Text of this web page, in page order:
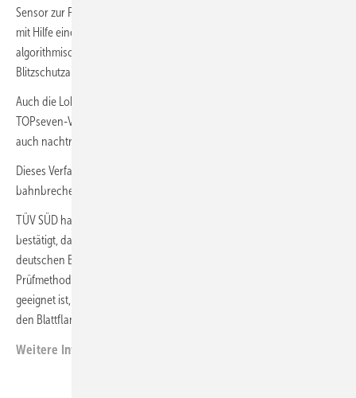
Sensor zur Feldmessung ausgestattet. Die so erfolgte Messung kann
mit Hilfe einer speziellen Messtechnik sowie mathematisch-
algorithmischer Verarbeitung die Funktionsfähigkeit einer
Blitzschutzanlage schneller, effizienter und genauer feststellen.
Auch die Lokalisierung von möglichen Schadstellen ist mit dem
TOPseven-Verfahren präzise möglich und damit für eine Reparatur
auch nachträglich jederzeit nachvollziehbar.
Dieses Verfahren ist bislang einzigartig auf dem Markt und eine
bahnbrechende Neuerung für die Branche
TÜV SÜD hat mit seiner unabhängigen Validierung und Verifizierung
bestätigt, dass das Messsystem nach Technischer Richtlinie des
deutschen Bundesverbandes Windenergie als alternative
Prüfmethode für den Abschnitt des Blitzschutzsystems einer WEA
geeignet ist, der von den Rezeptoren (Blitzfangeinrichtungen) bis zu
den Blattflanschen der Rotorblätter reicht.
Weitere Informationen: